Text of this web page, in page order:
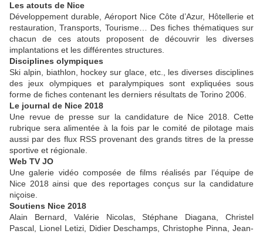
Les atouts de Nice
Développement durable, Aéroport Nice Côte d’Azur, Hôtellerie et
restauration, Transports, Tourisme… Des fiches thématiques sur
chacun de ces atouts proposent de découvrir les diverses
implantations et les différentes structures.
Disciplines olympiques
Ski alpin, biathlon, hockey sur glace, etc., les diverses disciplines
des jeux olympiques et paralympiques sont expliquées sous
forme de fiches contenant les derniers résultats de Torino 2006.
Le journal de Nice 2018
Une revue de presse sur la candidature de Nice 2018. Cette
rubrique sera alimentée à la fois par le comité de pilotage mais
aussi par des flux RSS provenant des grands titres de la presse
sportive et régionale.
Web TV JO
Une galerie vidéo composée de films réalisés par l’équipe de
Nice 2018 ainsi que des reportages conçus sur la candidature
niçoise.
Soutiens Nice 2018
Alain Bernard, Valérie Nicolas, Stéphane Diagana, Christel
Pascal, Lionel Letizi, Didier Deschamps, Christophe Pinna, Jean-